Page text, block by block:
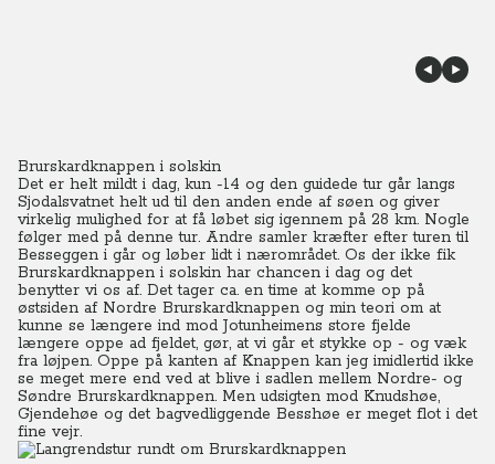
Brurskardknappen i solskin
Det er helt mildt i dag, kun -14 og den guidede tur går langs
Sjodalsvatnet helt ud til den anden ende af søen og giver
virkelig mulighed for at få løbet sig igennem på 28 km. Nogle
følger med på denne tur. Andre samler kræfter efter turen til
Besseggen i går og løber lidt i nærområdet. Os der ikke fik
Brurskardknappen i solskin har chancen i dag og det
benytter vi os af. Det tager ca. en time at komme op på
østsiden af Nordre Brurskardknappen og min teori om at
kunne se længere ind mod Jotunheimens store fjelde
længere oppe ad fjeldet, gør, at vi går et stykke op - og væk
fra løjpen. Oppe på kanten af Knappen kan jeg imidlertid ikke
se meget mere end ved at blive i sadlen mellem Nordre- og
Søndre Brurskardknappen. Men udsigten mod Knudshøe,
Gjendehøe og det bagvedliggende Besshøe er meget flot i det
fine vejr.